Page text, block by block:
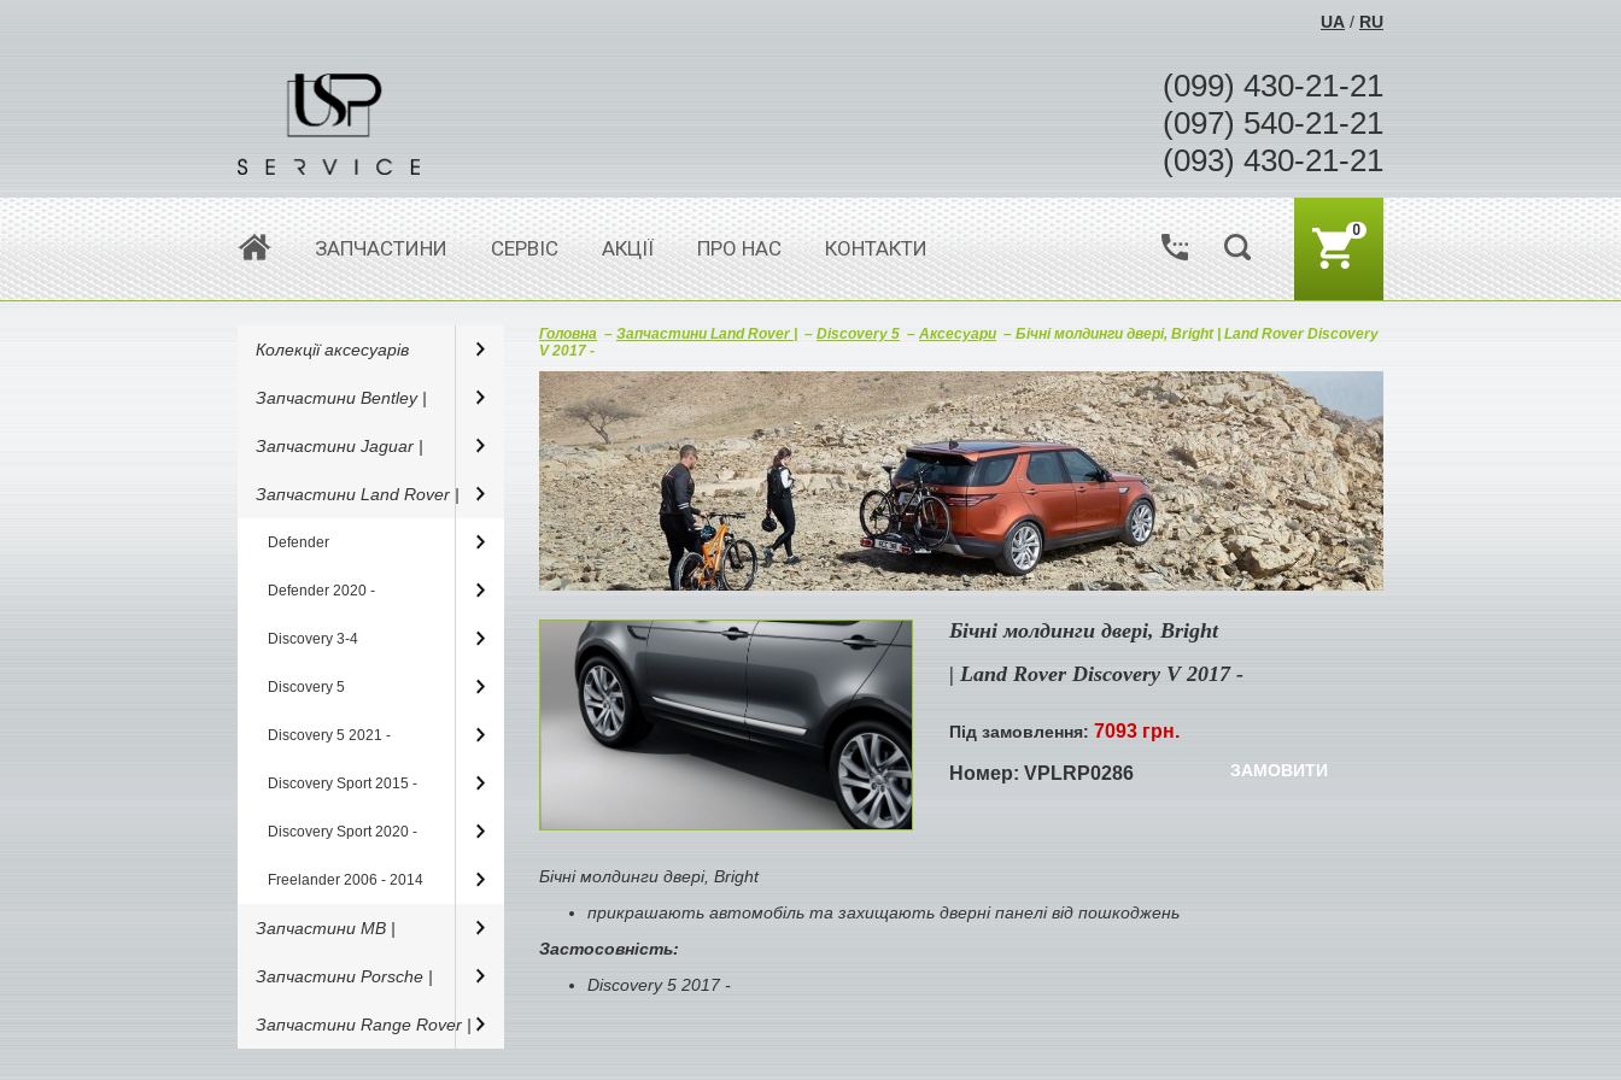
UA / RU
(099) 430-21-21
(097) 540-21-21
(093) 430-21-21
ЗАПЧАСТИНИ СЕРВІС АКЦІЇ ПРО НАС КОНТАКТИ
0
Колекції аксесуарів
Запчастини Bentley |
Запчастини Jaguar |
Запчастини Land Rover |
Defender
Defender 2020 -
Discovery 3-4
Discovery 5
Discovery 5 2021 -
Discovery Sport 2015 -
Discovery Sport 2020 -
Freelander 2006 - 2014
Запчастини MB |
Запчастини Porsche |
Запчастини Range Rover |
Головна – Запчастини Land Rover | – Discovery 5 – Аксесуари – Бічні молдинги двері, Bright | Land Rover Discovery
V 2017 -
Бічні молдинги двері, Bright
| Land Rover Discovery V 2017 -
Під замовлення: 7093 грн.
ЗАМОВИТИ
Номер: VPLRP0286
Бічні молдинги двері, Bright
прикрашають автомобіль та захищають дверні панелі від пошкоджень
Застосовність:
Discovery 5 2017 -